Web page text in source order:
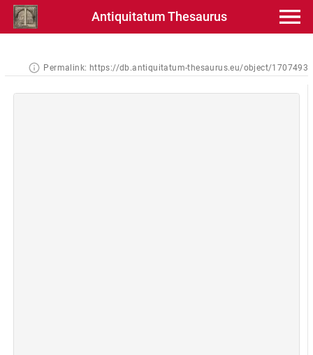
Antiquitatum Thesaurus
Permalink: https://db.antiquitatum-thesaurus.eu/object/1707493